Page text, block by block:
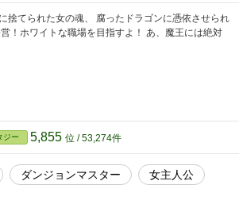
捨てられた女の魂、 腐ったドラゴンに憑依させられ
！ホワイトな職場を目指すよ！ あ、魔王には絶対
ジー 5,855 位 / 53,274件
ダンジョンマスター
女主人公